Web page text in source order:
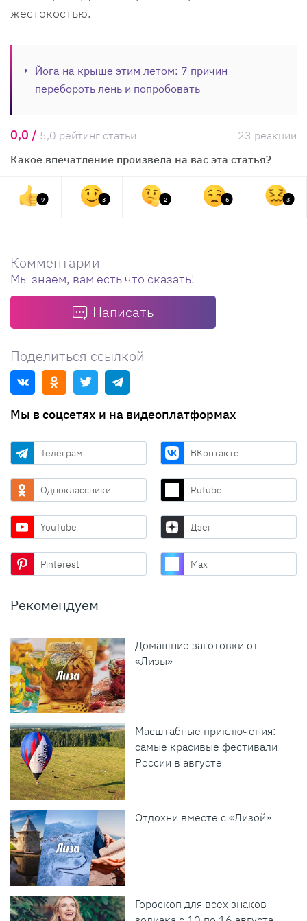
жестокостью.
Йога на крыше этим летом: 7 причин
перебороть лень и попробовать
0,0 / 5,0 рейтинг статьи
23 реакции
Какое впечатление произвела на вас эта статья?
9 3 2 6 3
Комментарии
Мы знаем, вам есть что сказать!
Написать
Поделиться ссылкой
Мы в соцсетях и на видеоплатформах
Телеграм ВКонтакте
Одноклассники Rutube
YouTube Дзен
Pinterest Max
Рекомендуем
Домашние заготовки от
«Лизы»
Масштабные приключения:
самые красивые фестивали
России в августе
Отдохни вместе с «Лизой»
Гороскоп для всех знаков